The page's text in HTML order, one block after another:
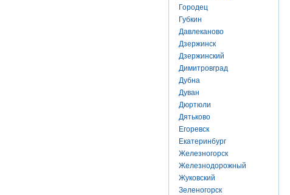
Городец
Губкин
Давлеканово
Дзержинск
Дзержинский
Димитровград
Дубна
Дуван
Дюртюли
Дятьково
Егоревск
Екатеринбург
Железногорск
Железнодорожный
Жуковский
Зеленогорск